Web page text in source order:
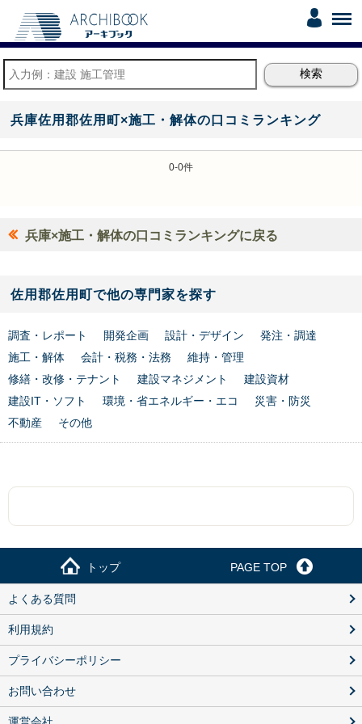
兵庫佐用郡佐用町×施工・解体の口コミランキング
0-0件
兵庫×施工・解体の口コミランキングに戻る
佐用郡佐用町で他の専門家を探す
調査・レポート 開発企画 設計・デザイン
発注・調達
施工・解体
会計・税務・法務
維持・管理
修繕・改修・テナント
建設マネジメント
建設資材
建設IT・ソフト
環境・省エネルギー・エコ
災害・防災
不動産
その他
トップ PAGE TOP
よくある質問
利用規約
プライバシーポリシー
お問い合わせ
運営会社